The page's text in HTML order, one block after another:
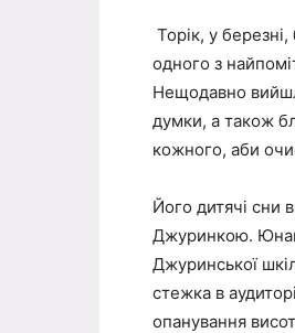
Торік, у
одного з
Нещодавно
думки, а також
кожного, аби
Його дитячі сни
Джуринкою.
Джуринської
стежка в
опанування